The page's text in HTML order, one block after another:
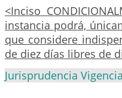
<Inciso
instancia podrá,
que considere
de diez días libres de
Jurisprudencia Vigencia